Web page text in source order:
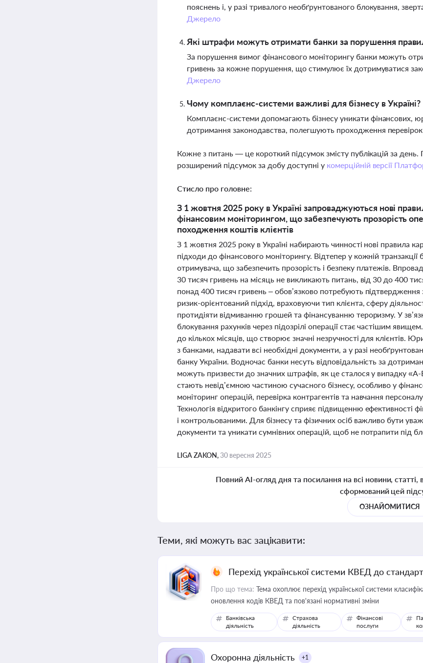
пояснень і, у разі тривалого необґрунтованого блокування,
Джерело
Які штрафи можуть отримати банки за порушення
За порушення вимог фінансового моніторингу банки можуть
гривень за кожне порушення, що стимулює їх дотримуватися
Джерело
Чому комплаєнс-системи важливі для бізнесу в Україні?
Комплаєнс-системи допомагають бізнесу уникати фінансових,
дотримання законодавства, полегшують проходження перевірок
Кожне з питань — це короткий підсумок змісту публікацій за
розширений підсумок за добу доступні у комерційній версії
Стисло про головне:
З 1 жовтня 2025 року в Україні запроваджуються нові
фінансовим моніторингом, що забезпечують прозорість
походження коштів клієнтів
З 1 жовтня 2025 року в Україні набирають чинності нові правила
підходи до фінансового моніторингу. Відтепер у кожній
отримувача, що забезпечить прозорість і безпеку платежів.
30 тисяч гривень на місяць не викликають питань, від 30 до 400
понад 400 тисяч гривень – обов’язково потребують
ризик-орієнтований підхід, враховуючи тип клієнта, сферу
протидіяти відмиванню грошей та фінансуванню тероризму. У
блокування рахунків через підозрілі операції стає частішим
до кількох місяців, що створює значні незручності для клієнтів.
з банками, надавати всі необхідні документи, а у разі
банку України. Водночас банки несуть відповідальність за
можуть призвести до значних штрафів, як це сталося у випадку
стають невід’ємною частиною сучасного бізнесу, особливо у
моніторинг операцій, перевірка контрагентів та навчання
Технологія відкритого банкінгу сприяє підвищенню ефективності
і контрольованими. Для бізнесу та фізичних осіб важливо бути
документи та уникати сумнівних операцій, щоб не потрапити під
LIGA ZAKON,30 вересня 2025
Повний AI-огляд дня та посилання на всі новини, статті,
сформований цей
ОЗНАЙОМИТИСЯ
Теми, які можуть вас зацікавити:
Перехід української системи КВЕД до
Про що тема: Тема охоплює перехід української системи
оновлення кодів КВЕД та пов'язані нормативні зміни
Банківська
діяльність
Страхова
діяльність
Фінансові
послуги
Охоронна діяльність +1